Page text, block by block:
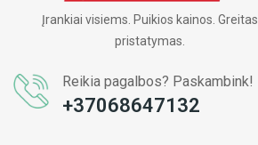
Įrankiai visiems. Puikios kainos. Greitas
pristatymas.
Reikia pagalbos? Paskambink!
+37068647132